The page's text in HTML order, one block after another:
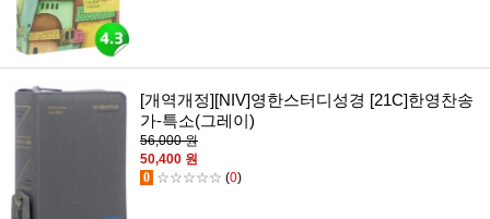
[개역개정][NIV]영한스터디성경 [21C]한영찬송
가-특소(그레이)
56,000 원
50,400 원
0 ☆☆☆☆☆ (0)